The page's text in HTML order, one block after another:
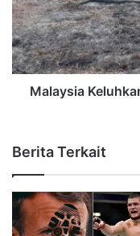
Malaysia
Berita Terkait